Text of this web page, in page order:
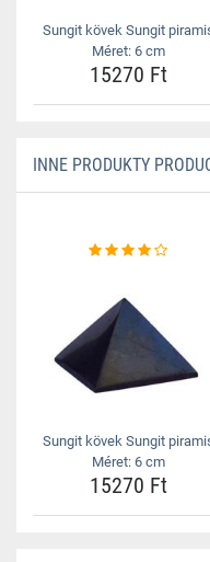
Sungit kövek Sungit
Méret: 6 cm
15270 Ft
INNE PRODUKTY
Sungit kövek Sungit
Méret: 6 cm
15270 Ft